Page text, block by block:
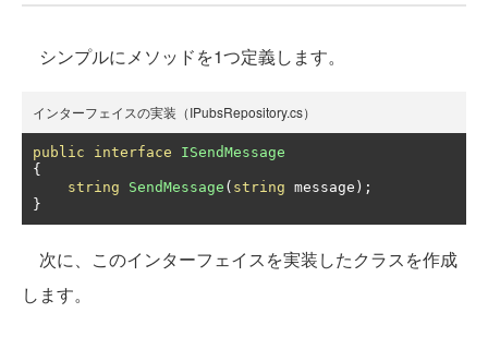
シンプルにメソッドを1つ定義します。
インターフェイスの実装（IPubsRepository.cs）
public interface
ISendMessage
{
string
SendMessage ( string message );
}
次に、このインターフェイスを実装したクラスを作成
します。